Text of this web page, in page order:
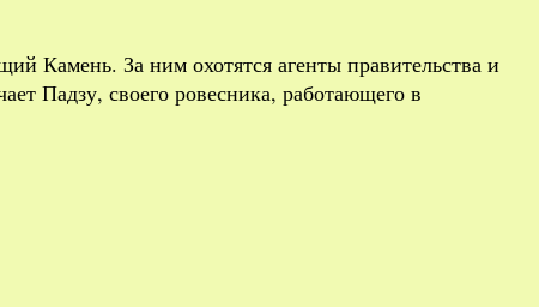
Камень. За ним охотятся агенты правительства и
Падзу, своего ровесника, работающего в